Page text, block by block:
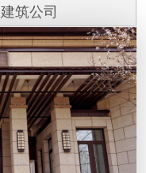
建筑公司